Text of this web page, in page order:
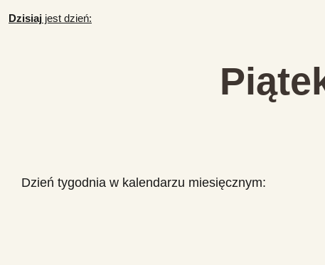
Dzisiaj jest dzień:
Dzień tygodnia w kalendarzu miesięcznym: